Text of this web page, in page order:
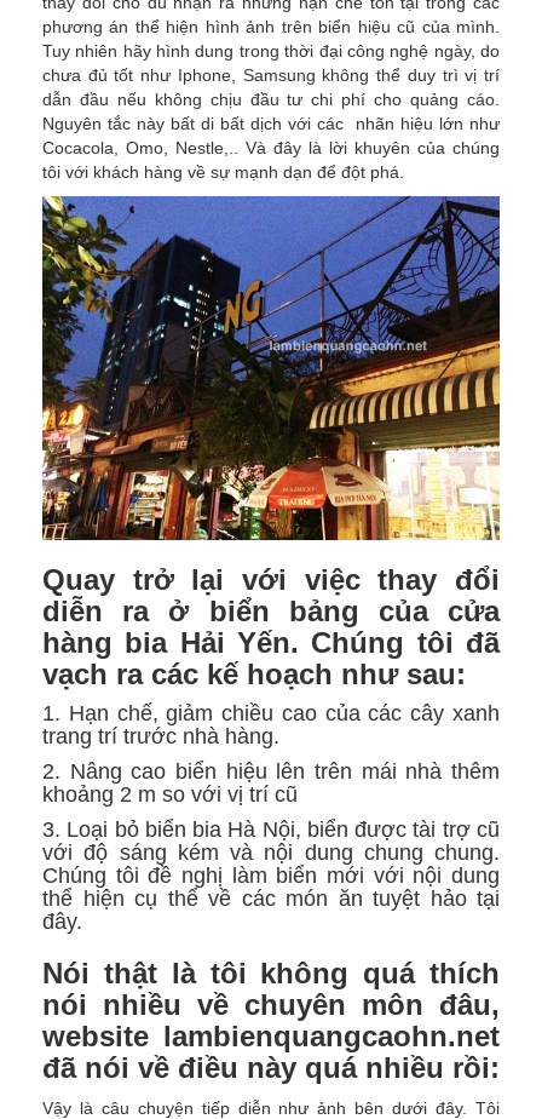
phương án thể hiện hình ảnh trên biển hiệu cũ của mình.
Tuy nhiên hãy hình dung trong thời đại công nghệ ngày, do
chưa đủ tốt như Iphone, Samsung không thể duy trì vị trí
dẫn đầu nếu không chịu đầu tư chi phí cho quảng cáo.
Nguyên tắc này bất di bất dịch với các nhãn hiệu lớn như
Cocacola, Omo, Nestle,.. Và đây là lời khuyên của chúng
tôi với khách hàng về sự mạnh dạn để đột phá.
Quay trở lại với việc thay đổi
diễn ra ở biển bảng của cửa
hàng bia Hải Yến. Chúng tôi đã
vạch ra các kế hoạch như sau:
1. Hạn chế, giảm chiều cao của các cây xanh
trang trí trước nhà hàng.
2. Nâng cao biển hiệu lên trên mái nhà thêm
khoảng 2 m so với vị trí cũ
3. Loại bỏ biển bia Hà Nội, biển được tài trợ cũ
với độ sáng kém và nội dung chung chung.
Chúng tôi đề nghị làm biển mới với nội dung
thể hiện cụ thể về các món ăn tuyệt hảo tại
đây.
Nói thật là tôi không quá thích
nói nhiều về chuyên môn đâu,
website lambienquangcaohn.net
đã nói về điều này quá nhiều rồi:
Vậy là câu chuyện tiếp diễn như ảnh bên dưới đây. Tôi